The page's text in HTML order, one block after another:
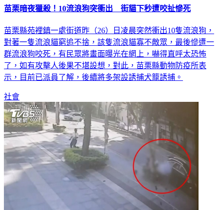
苗栗暗夜獵殺！10流浪狗突衝出 街貓下秒遭咬扯慘死
苗栗縣苑裡鎮一處街道昨（26）日凌晨突然衝出10隻流浪狗，
對著一隻流浪貓窮追不捨，該隻流浪貓寡不敵眾，最後慘遭一
群流浪狗咬死，有民眾將畫面曝光在網上，嚇得直呼太恐怖
了，如有攻擊人後果不堪設想，對此，苗栗縣動物防疫所表
示，目前已派員了解，後續將多架設誘捕犬籠誘捕。
社會